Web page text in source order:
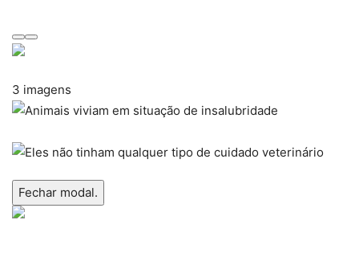
3 imagens
Fechar modal.